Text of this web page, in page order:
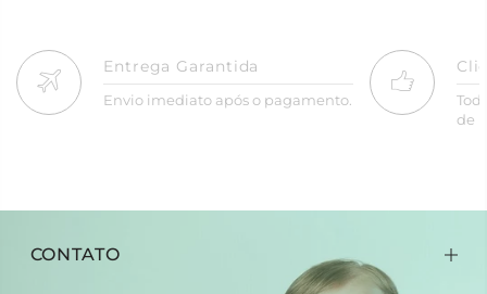
Entrega Garantida
Envio imediato após o pagamento.
de
CONTATO